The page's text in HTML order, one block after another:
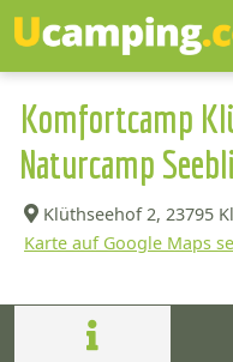
Komfortcamp
Naturcamp
Klüthseehof 2, 23795
Karte auf Google Maps